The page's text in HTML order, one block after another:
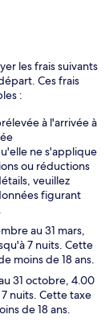
les frais suivants
Ces frais
:
à l'arrivée à
ne s'applique
ou réductions
veuillez
figurant
au 31 mars,
7 nuits. Cette
moins de 18 ans.
31 octobre, 4.00
nuits. Cette taxe
de 18 ans.